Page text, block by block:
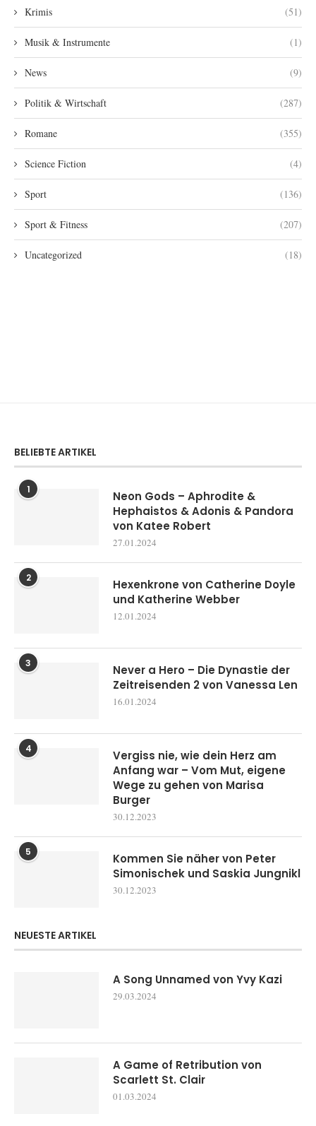
Krimis (51)
Musik & Instrumente (1)
News (9)
Politik & Wirtschaft (287)
Romane (355)
Science Fiction (4)
Sport (136)
Sport & Fitness (207)
Uncategorized (18)
BELIEBTE ARTIKEL
1
Neon Gods – Aphrodite &
Hephaistos & Adonis & Pandora
von Katee Robert
27.01.2024
2
Hexenkrone von Catherine Doyle
und Katherine Webber
12.01.2024
3
Never a Hero – Die Dynastie der
Zeitreisenden 2 von Vanessa Len
16.01.2024
4
Vergiss nie, wie dein Herz am
Anfang war – Vom Mut, eigene
Wege zu gehen von Marisa
Burger
30.12.2023
5
Kommen Sie näher von Peter
Simonischek und Saskia Jungnikl
30.12.2023
NEUESTE ARTIKEL
A Song Unnamed von Yvy Kazi
29.03.2024
A Game of Retribution von
Scarlett St. Clair
01.03.2024